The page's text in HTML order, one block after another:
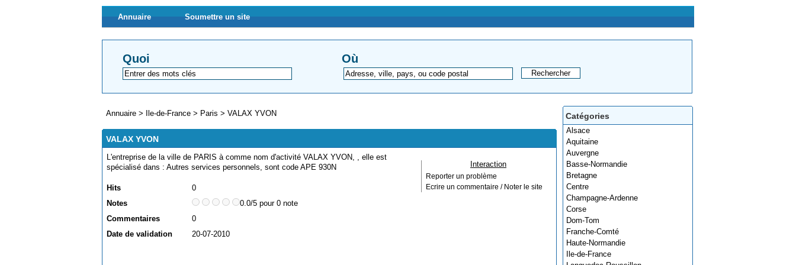
Annuaire Soumettre un site
Quoi Où
Catégories
Alsace
Aquitaine
Auvergne
Basse-Normandie
Bretagne
Centre
Champagne-Ardenne
Corse
Dom-Tom
Franche-Comté
Haute-Normandie
Ile-de-France
Annuaire > Ile-de-France > Paris > VALAX YVON
VALAX YVON
L'entreprise de la ville de PARIS à comme nom d'activité VALAX YVON, , elle est
spécialisé dans : Autres services personnels, sont code APE 930N
Hits
0
Notes
0.0/5 pour 0 note
Commentaires
0
Date de validation
20-07-2010
Interaction
Reporter un problème
Ecrire un commentaire / Noter le site